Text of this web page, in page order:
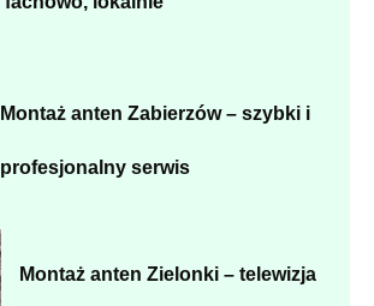
Montaż anten Zabierzów – szybki i
profesjonalny serwis
Montaż anten Zielonki – telewizja